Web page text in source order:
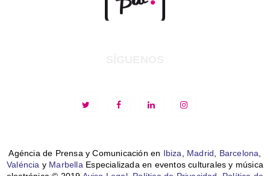
Agéncia de Prensa y Comunicación en Ibiza, Madrid, Barcelona,
Valéncia y MarbellaEspecializada en eventos culturales y música